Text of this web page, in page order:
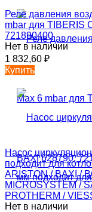
Реле давления
mbar для TIBERIS
721890400
Нет в наличии
1 832,60 ₽
Купить
Насос
подходит для
ARISTON / BAXI /
MICROSYSTEM /
PROTHERM /
Нет в наличии